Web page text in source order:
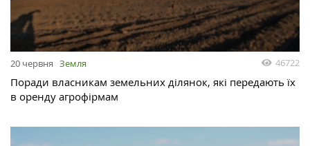
20 червня Земля 46722
Поради власникам земельних ділянок, які передають їх
в оренду агрофірмам